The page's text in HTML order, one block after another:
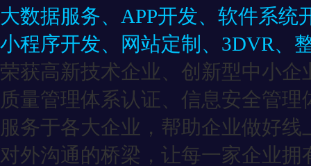
大数据服务、APP开发、软件系统
小程序开发、网站定制、3DVR、
荣获高新技术企业、创新型中小
质量管理体系认证、信息安全管
服务于各大企业，帮助企业做好线
对外沟通的桥梁，让每一家企业拥